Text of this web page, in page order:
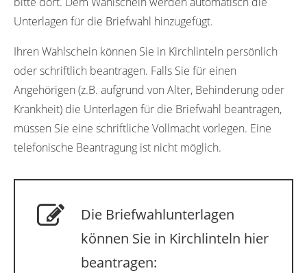
Unterlagen für die Briefwahl hinzugefügt.
Ihren Wahlschein können Sie in Kirchlinteln persönlich
oder schriftlich beantragen. Falls Sie für einen
Angehörigen (z.B. aufgrund von Alter, Behinderung oder
Krankheit) die Unterlagen für die Briefwahl beantragen,
müssen Sie eine schriftliche Vollmacht vorlegen. Eine
telefonische Beantragung ist nicht möglich.
Die Briefwahlunterlagen
können Sie in Kirchlinteln hier
beantragen: